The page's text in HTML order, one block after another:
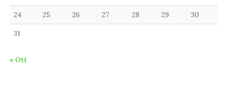
24 25 26 27 28 29 30
31
« Ott